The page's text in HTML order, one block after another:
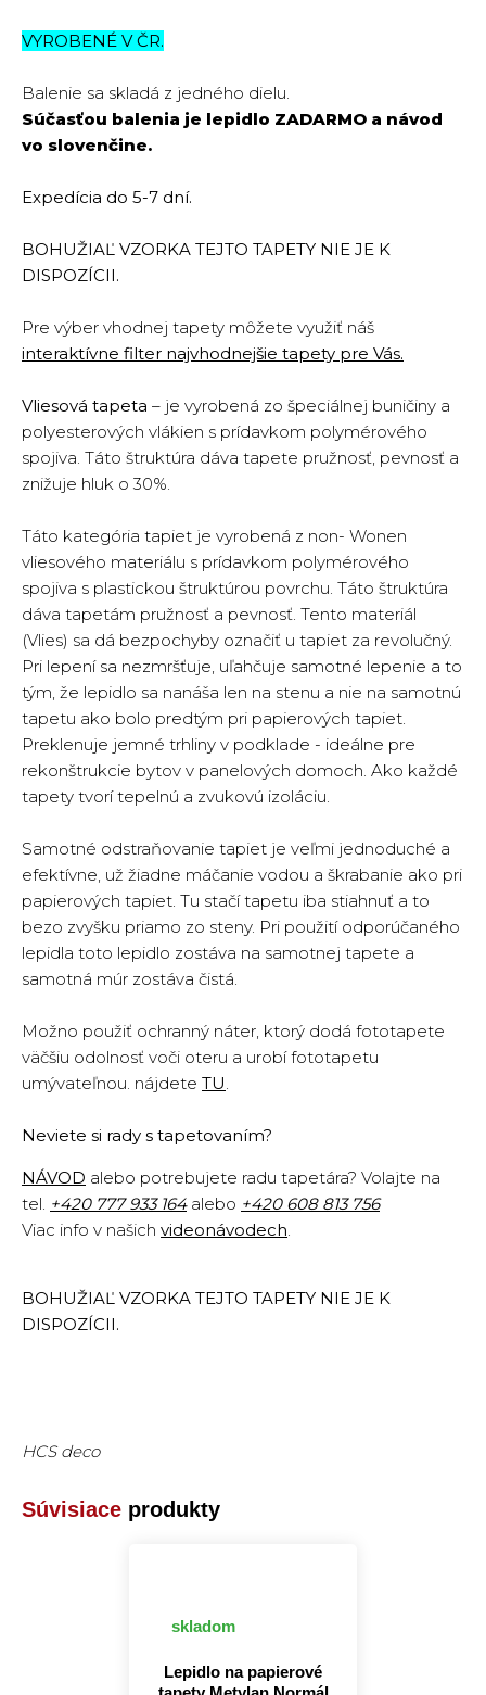
VYROBENÉ V ČR.
Balenie sa skladá z jedného dielu.
Súčasťou balenia je lepidlo ZADARMO a návod
vo slovenčine.
Expedícia do 5-7 dní.
BOHUŽIAĽ VZORKA TEJTO TAPETY NIE JE K
DISPOZÍCII.
Pre výber vhodnej tapety môžete využiť náš
interaktívne filter najvhodnejšie tapety pre Vás.
Vliesová tapeta – je vyrobená zo špeciálnej buničiny a
polyesterových vlákien s prídavkom polymérového
spojiva. Táto štruktúra dáva tapete pružnosť, pevnosť a
znižuje hluk o 30%.
Táto kategória tapiet je vyrobená z non- Wonen
vliesového materiálu s prídavkom polymérového
spojiva s plastickou štruktúrou povrchu. Táto štruktúra
dáva tapetám pružnosť a pevnosť. Tento materiál
(Vlies) sa dá bezpochyby označiť u tapiet za revolučný.
Pri lepení sa nezmršťuje, uľahčuje samotné lepenie a to
tým, že lepidlo sa nanáša len na stenu a nie na samotnú
tapetu ako bolo predtým pri papierových tapiet.
Preklenuje jemné trhliny v podklade - ideálne pre
rekonštrukcie bytov v panelových domoch. Ako každé
tapety tvorí tepelnú a zvukovú izoláciu.
Samotné odstraňovanie tapiet je veľmi jednoduché a
efektívne, už žiadne máčanie vodou a škrabanie ako pri
papierových tapiet. Tu stačí tapetu iba stiahnuť a to
bezo zvyšku priamo zo steny. Pri použití odporúčaného
lepidla toto lepidlo zostáva na samotnej tapete a
samotná múr zostáva čistá.
Možno použiť ochranný náter, ktorý dodá fototapete
väčšiu odolnosť voči oteru a urobí fototapetu
umývateľnou. nájdete TU.
Neviete si rady s tapetovaním?
NÁVOD alebo potrebujete radu tapetára? Volajte na
tel. +420 777 933 164alebo +420 608 813 756
Viac info v našich videonávodech.
BOHUŽIAĽ VZORKA TEJTO TAPETY NIE JE K
DISPOZÍCII.
HCS deco
Súvisiace produkty
skladom
Lepidlo na papierové